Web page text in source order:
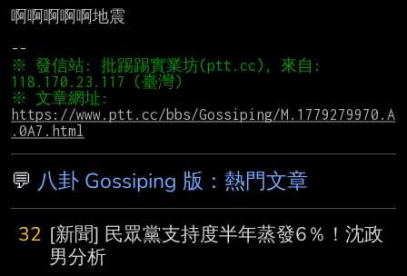
啊啊啊啊啊地震
※ 發信站: 批踢踢實業坊(ptt.cc), 來自:
https://www.ptt.cc/bbs/Gossiping/M.1779279970.A
.0A7.html
💬 八卦 Gossiping 版：熱門文章
32 [新聞] 民眾黨支持度半年蒸發6％！沈政
男分析